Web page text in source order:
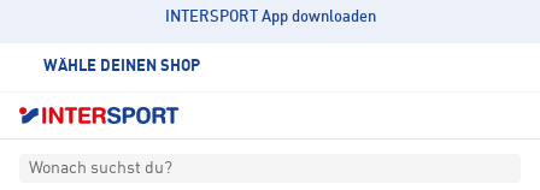
INTERSPORT App downloaden
WÄHLE DEINEN SHOP
Wonach suchst du?